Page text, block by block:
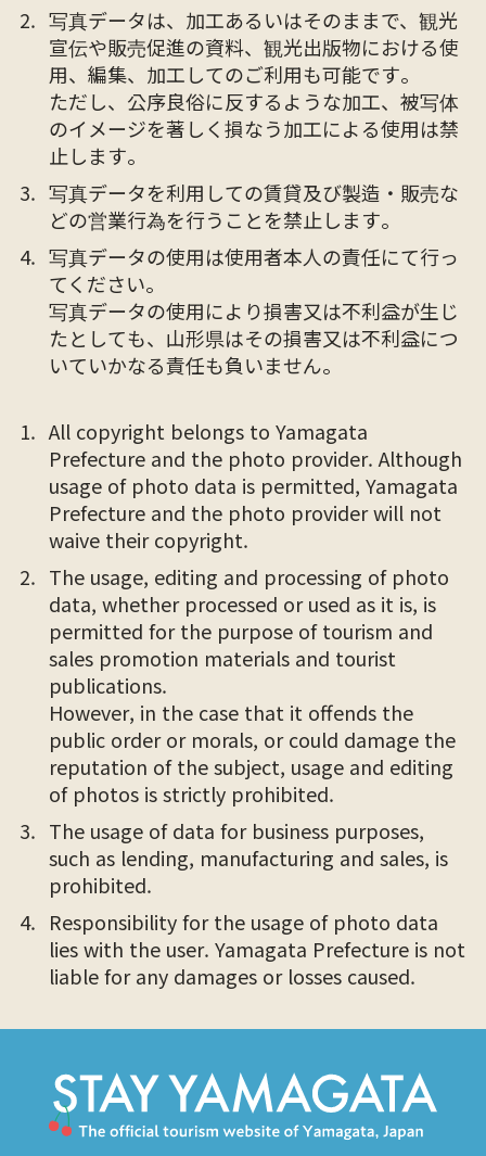
写真データは、加工あるいはそのままで、観光
宣伝や販売促進の資料、観光出版物における使
用、編集、加工してのご利用も可能です。
ただし、公序良俗に反するような加工、被写体
のイメージを著しく損なう加工による使用は禁
止します。
写真データを利用しての賃貸及び製造・販売な
どの営業行為を行うことを禁止します。
写真データの使用は使用者本人の責任にて行っ
てください。
写真データの使用により損害又は不利益が生じ
たとしても、山形県はその損害又は不利益につ
いていかなる責任も負いません。
All copyright belongs to Yamagata
Prefecture and the photo provider. Although
usage of photo data is permitted, Yamagata
Prefecture and the photo provider will not
waive their copyright.
The usage, editing and processing of photo
data, whether processed or used as it is, is
permitted for the purpose of tourism and
sales promotion materials and tourist
publications.
However, in the case that it offends the
public order or morals, or could damage the
reputation of the subject, usage and editing
of photos is strictly prohibited.
The usage of data for business purposes,
such as lending, manufacturing and sales, is
prohibited.
Responsibility for the usage of photo data
lies with the user. Yamagata Prefecture is not
liable for any damages or losses caused.